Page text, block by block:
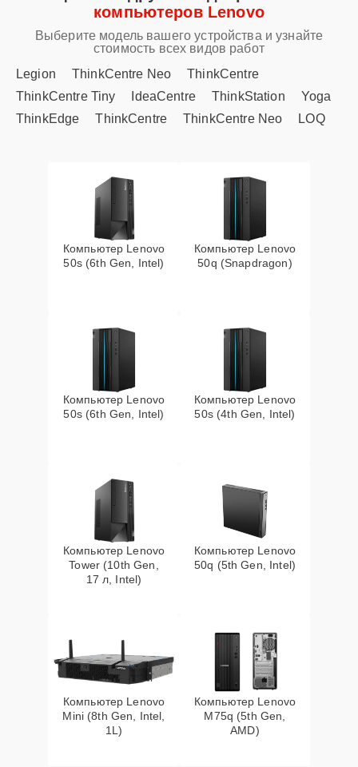
компьютеров Lenovo
Выберите модель вашего устройства и узнайте
стоимость всех видов работ
Legion
ThinkCentre Neo
ThinkCentre
ThinkCentre Tiny
IdeaCentre ThinkStation
Yoga
ThinkEdge
ThinkCentre ThinkCentre Neo LOQ
Компьютер Lenovo
50s (6th Gen, Intel)
Компьютер Lenovo
50q (Snapdragon)
Компьютер Lenovo
50s (6th Gen, Intel)
Компьютер Lenovo
50s (4th Gen, Intel)
Компьютер Lenovo
Tower (10th Gen,
17 л, Intel)
Компьютер Lenovo
50q (5th Gen, Intel)
Компьютер Lenovo
Mini (8th Gen, Intel,
1L)
Компьютер Lenovo
M75q (5th Gen,
AMD)